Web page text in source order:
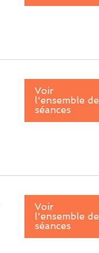
Voir
l'ensemble de
séances
Voir
l'ensemble de
séances